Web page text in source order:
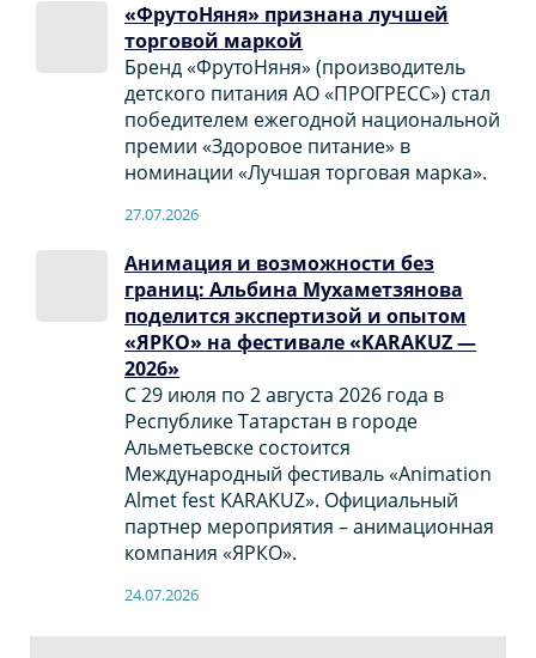
«ФрутоНяня» признана лучшей
торговой маркой
Бренд «ФрутоНяня» (производитель
детского питания АО «ПРОГРЕСС») стал
победителем ежегодной национальной
премии «Здоровое питание» в
номинации «Лучшая торговая марка».
27.07.2026
Анимация и возможности без
границ: Альбина Мухаметзянова
поделится экспертизой и опытом
«ЯРКО» на фестивале «KARAKUZ —
2026»
С 29 июля по 2 августа 2026 года в
Республике Татарстан в городе
Альметьевске состоится
Международный фестиваль «Animation
Almet fest KARAKUZ». Официальный
партнер мероприятия – анимационная
компания «ЯРКО».
24.07.2026